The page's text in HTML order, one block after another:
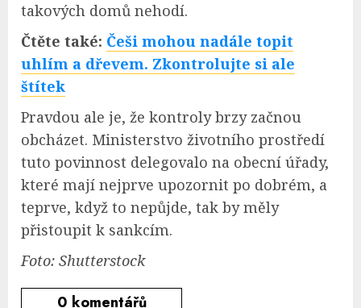
takových domů nehodí.
Čtěte také: Češi mohou nadále topit
uhlím a dřevem. Zkontrolujte si ale
štítek
Pravdou ale je, že kontroly brzy začnou
obcházet. Ministerstvo životního prostředí
tuto povinnost delegovalo na obecní úřady,
které mají nejprve upozornit po dobrém, a
teprve, když to nepůjde, tak by měly
přistoupit k sankcím.
Foto: Shutterstock
0 komentářů